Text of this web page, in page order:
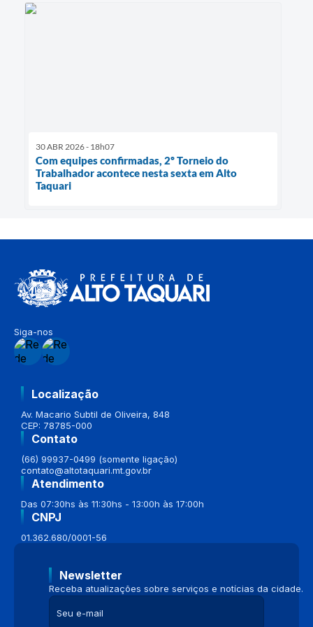
30 ABR 2026 - 18h07
Com equipes confirmadas, 2º Torneio do
Trabalhador acontece nesta sexta em Alto
Taquari
Siga-nos
Localização
Av. Macario Subtil de Oliveira, 848
CEP: 78785-000
Contato
(66) 99937-0499 (somente ligação)
contato@altotaquari.mt.gov.br
Atendimento
Das 07:30hs às 11:30hs - 13:00h às 17:00h
CNPJ
01.362.680/0001-56
Newsletter
Receba atualizações sobre serviços e notícias da cidade.